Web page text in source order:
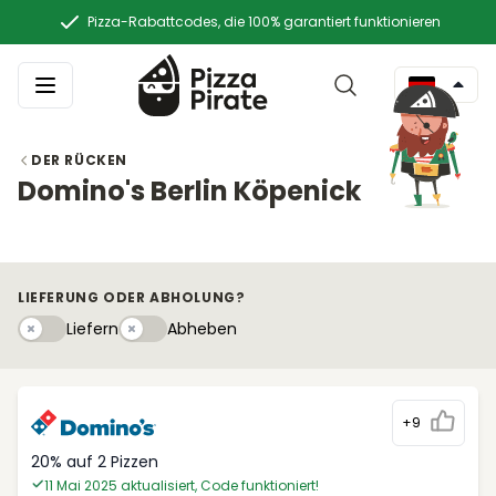
Pizza-Rabattcodes, die 100% garantiert funktionieren
DER RÜCKEN
Domino's Berlin Köpenick
LIEFERUNG ODER ABHOLUNG?
LiefernLiefernAbhebeny
Abheben
+9
20% auf 2 Pizzen
11 Mai 2025 aktualisiert, Code funktioniert!